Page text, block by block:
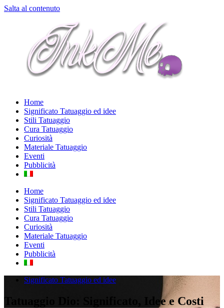
Salta al contenuto
Home
Significato Tatuaggio ed idee
Stili Tatuaggio
Cura Tatuaggio
Curiosità
Materiale Tatuaggio
Eventi
Pubblicità
Home
Significato Tatuaggio ed idee
Stili Tatuaggio
Cura Tatuaggio
Curiosità
Materiale Tatuaggio
Eventi
Pubblicità
Significato Tatuaggio ed idee
Tatuaggio Dio: Significato, Idee e Costi